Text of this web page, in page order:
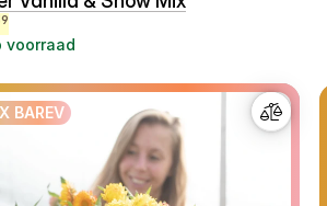
voorraad
BAREV